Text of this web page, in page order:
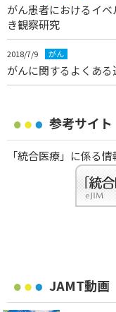
がん患者におけるイ
き観察研究
2018/7/9 がん
がんに関するよくあ
参考サイト
「統合医療」に係る
JAMT動画